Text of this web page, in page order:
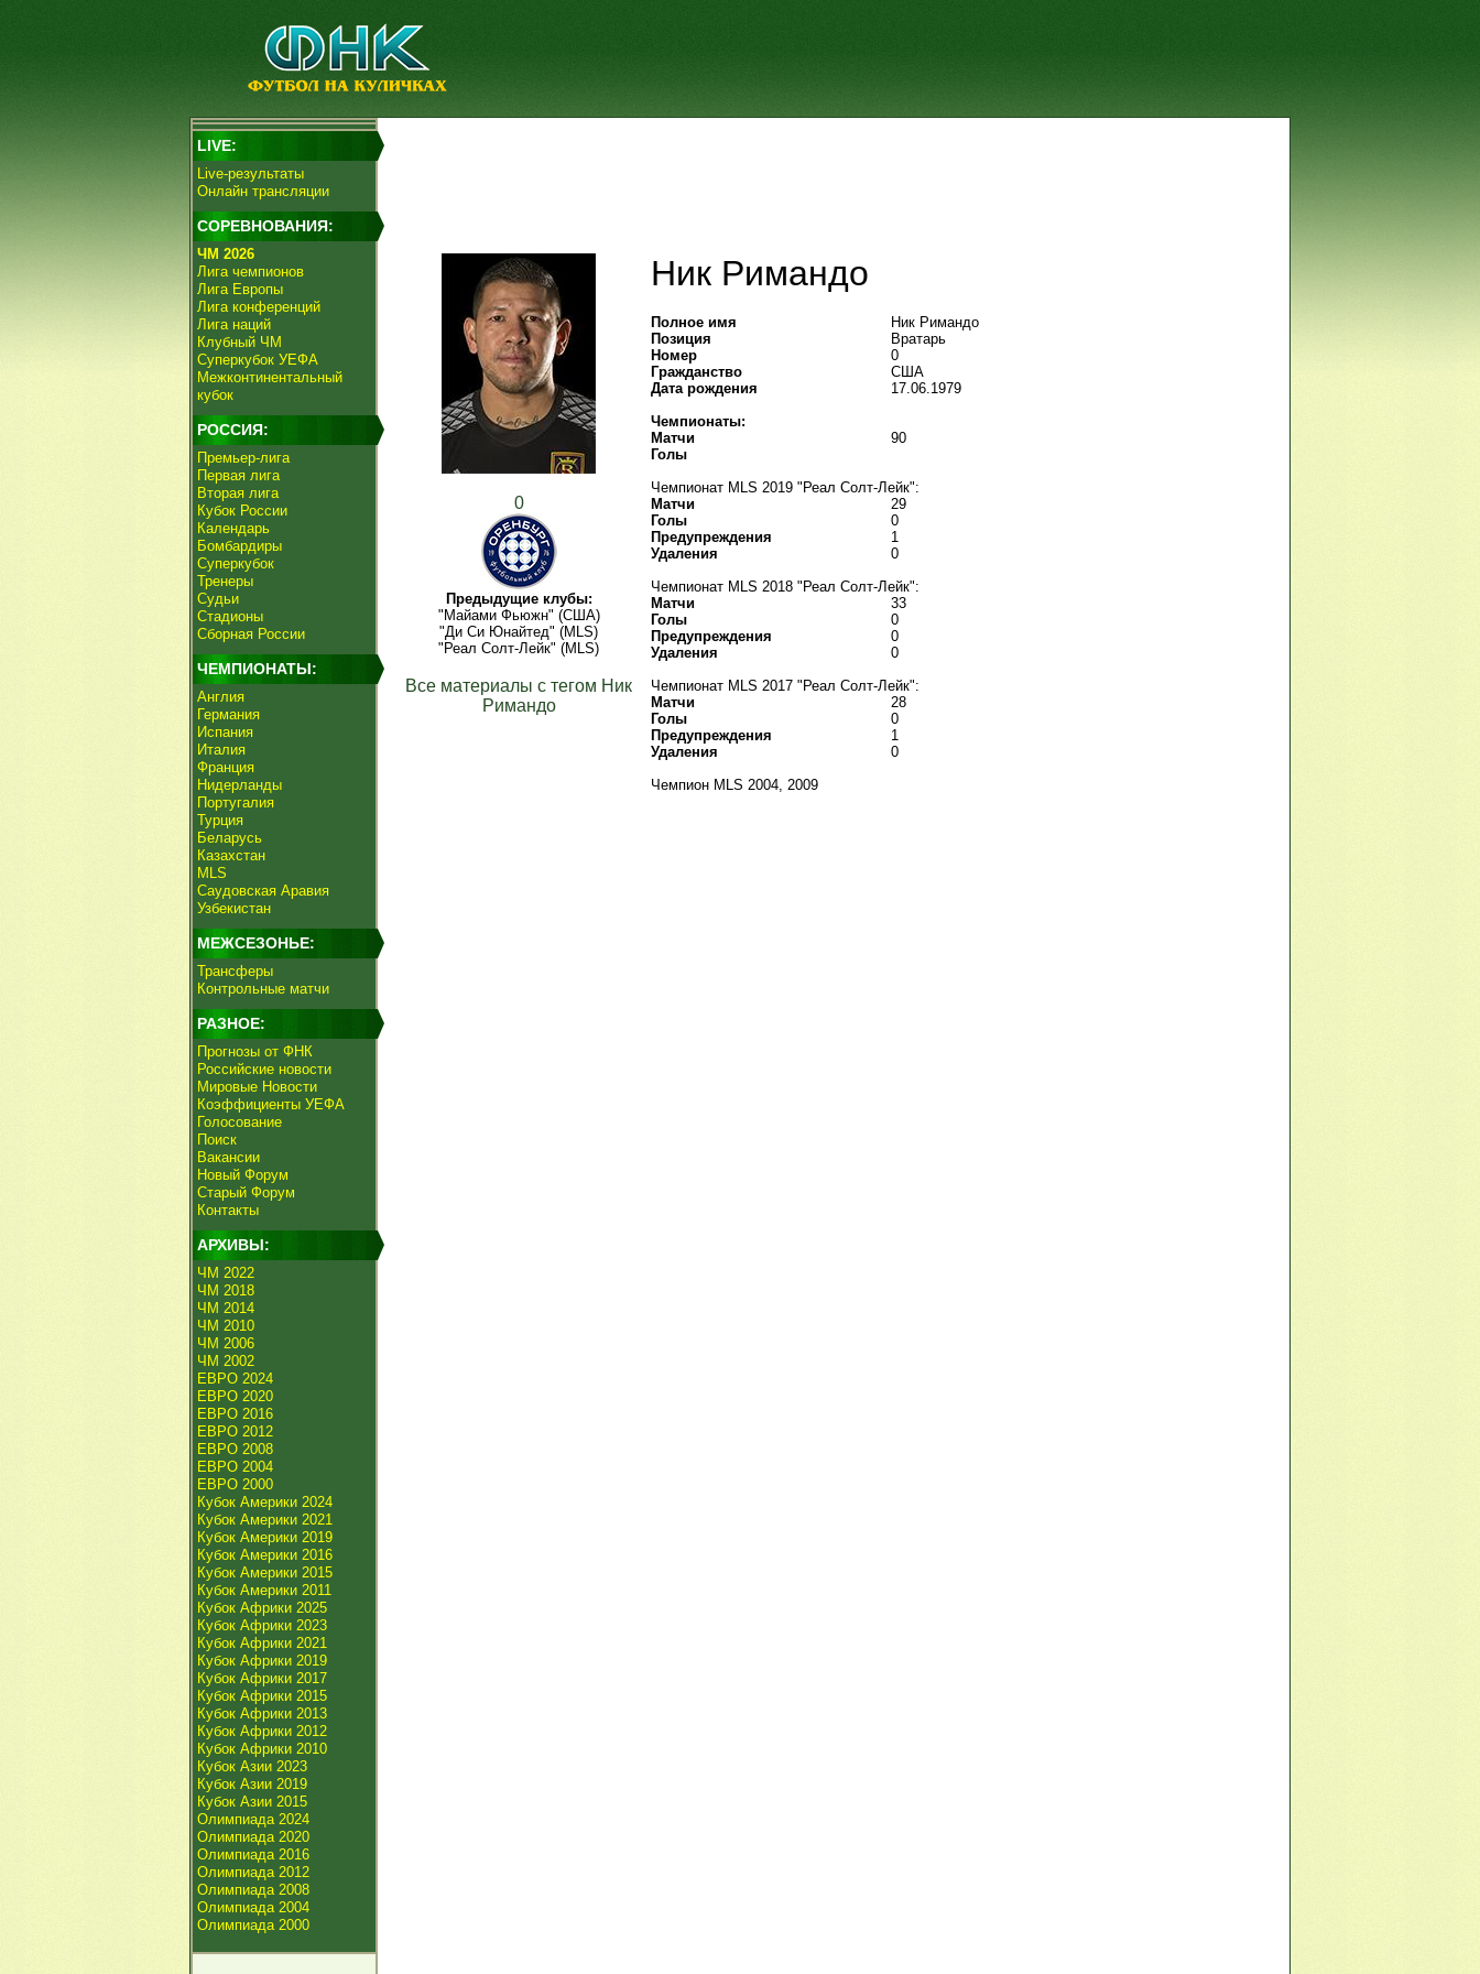
LIVE:
Live-результаты
Онлайн трансляции
СОРЕВНОВАНИЯ:
ЧМ 2026
Лига чемпионов
Лига Европы
Лига конференций
Лига наций
Клубный ЧМ
Суперкубок УЕФА
Межконтинентальный
кубок
РОССИЯ:
Премьер-лига
Первая лига
Вторая лига
Кубок России
Календарь
Бомбардиры
Суперкубок
Тренеры
Судьи
Стадионы
Сборная России
ЧЕМПИОНАТЫ:
Англия
Германия
Испания
Италия
Франция
Нидерланды
Португалия
Турция
Беларусь
Казахстан
MLS
Саудовская Аравия
Узбекистан
МЕЖСЕЗОНЬЕ:
Трансферы
Контрольные матчи
РАЗНОЕ:
Прогнозы от ФНК
Российские новости
Мировые Новости
Коэффициенты УЕФА
Голосование
Поиск
Вакансии
Новый Форум
Старый Форум
Контакты
АРХИВЫ:
ЧМ 2022
ЧМ 2018
ЧМ 2014
ЧМ 2010
ЧМ 2006
ЧМ 2002
ЕВРО 2024
ЕВРО 2020
ЕВРО 2016
ЕВРО 2012
ЕВРО 2008
ЕВРО 2004
ЕВРО 2000
Кубок Америки 2024
Кубок Америки 2021
Кубок Америки 2019
Кубок Америки 2016
Кубок Америки 2015
Кубок Америки 2011
Кубок Африки 2025
Кубок Африки 2023
Кубок Африки 2021
Кубок Африки 2019
Кубок Африки 2017
Кубок Африки 2015
Кубок Африки 2013
Кубок Африки 2012
Кубок Африки 2010
Кубок Азии 2023
Кубок Азии 2019
Кубок Азии 2015
Олимпиада 2024
Олимпиада 2020
Олимпиада 2016
Олимпиада 2012
Олимпиада 2008
Олимпиада 2004
Олимпиада 2000
0
Предыдущие клубы:
"Майами Фьюжн" (США)
"Ди Си Юнайтед" (MLS)
"Реал Солт-Лейк" (MLS)
Все материалы с тегом Ник
Римандо
Ник Римандо
Полное имя
Ник Римандо
Позиция
Вратарь
Номер
0
Гражданство
США
Дата рождения
17.06.1979
Чемпионаты:
Матчи
90
Голы
Чемпионат MLS 2019 "Реал Солт-Лейк":
Матчи
29
Голы
0
Предупреждения
1
Удаления
0
Чемпионат MLS 2018 "Реал Солт-Лейк":
Матчи
33
Голы
0
Предупреждения
0
Удаления
0
Чемпионат MLS 2017 "Реал Солт-Лейк":
Матчи
28
Голы
0
Предупреждения
1
Удаления
0
Чемпион MLS 2004, 2009